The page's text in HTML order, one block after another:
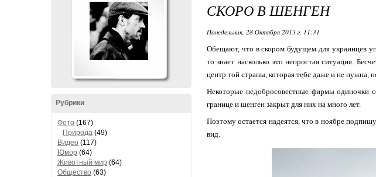
Рубрики
Фото (167)
Природа (49)
Видео (117)
Юмор (64)
Животный мир (64)
Общество (63)
СКОРО В ШЕНГЕН
Понедельник, 28 Октября 2013 г. 11:31
Обещают, что в скором будущем для украинцев
то знает насколько это непростая ситуация.
центр той страны, которая тебе даже и не нужна,
Некоторые недобросовестные фирмы одиночки
границе и шенген закрыт для них на много лет.
Поэтому остается надеятся, что в ноябре
вид.